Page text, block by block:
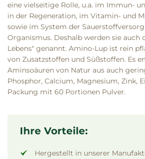
eine vielseitige Rolle, u.a. im Immun-
in der Regeneration, im Vitamin- und
sowie im System der
Organismus. Deshalb werden sie auch
Lebens" genannt. Amino-Lup ist rein
von Zusatzstoffen und Süßstoffen. Es
Aminsoäuren von Natur aus auch
Phosphor, Calcium, Magnesium, Zink,
Packung mit 60 Portionen Pulver.
Ihre Vorteile:
Hergestellt in unserer